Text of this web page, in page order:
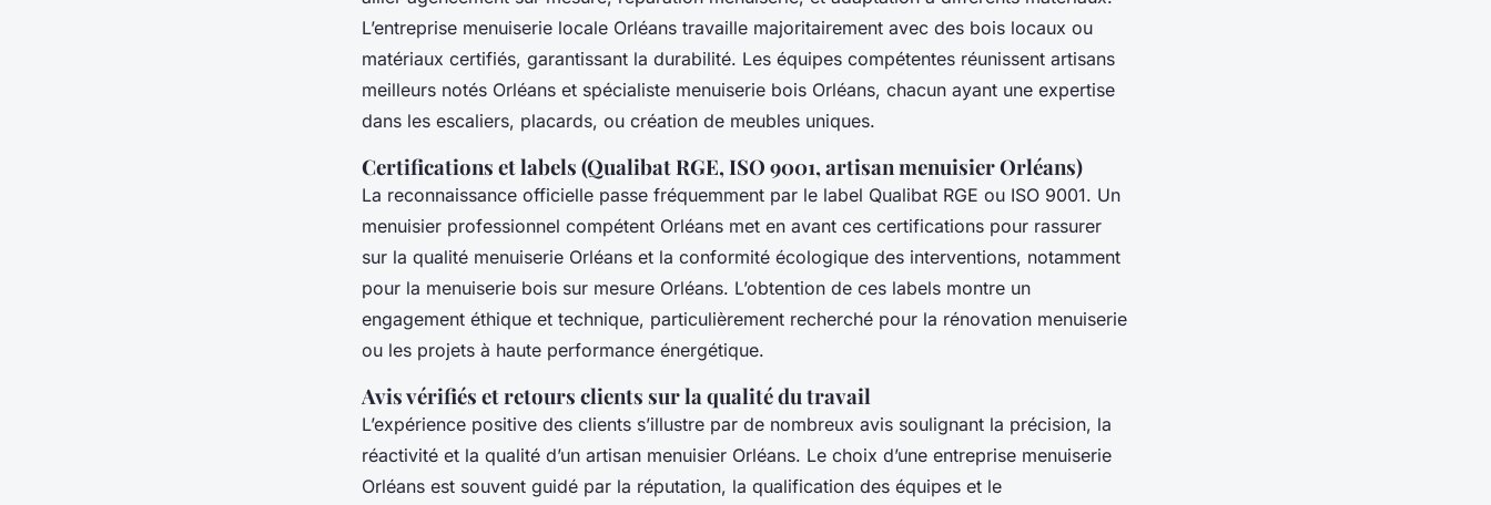
L’entreprise menuiserie locale Orléans travaille majoritairement avec des bois locaux ou
matériaux certifiés, garantissant la durabilité. Les équipes compétentes réunissent artisans
meilleurs notés Orléans et spécialiste menuiserie bois Orléans, chacun ayant une expertise
dans les escaliers, placards, ou création de meubles uniques.
Certifications et labels (Qualibat RGE, ISO 9001, artisan menuisier Orléans)
La reconnaissance officielle passe fréquemment par le label Qualibat RGE ou ISO 9001. Un
menuisier professionnel compétent Orléans met en avant ces certifications pour rassurer
sur la qualité menuiserie Orléans et la conformité écologique des interventions, notamment
pour la menuiserie bois sur mesure Orléans. L’obtention de ces labels montre un
engagement éthique et technique, particulièrement recherché pour la rénovation menuiserie
ou les projets à haute performance énergétique.
Avis vérifiés et retours clients sur la qualité du travail
L’expérience positive des clients s’illustre par de nombreux avis soulignant la précision, la
réactivité et la qualité d’un artisan menuisier Orléans. Le choix d’une entreprise menuiserie
Orléans est souvent guidé par la réputation, la qualification des équipes et le